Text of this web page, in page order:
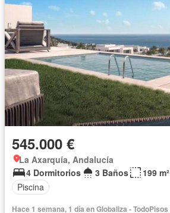
545.000 €
La Axarquía, Andalucía
4 Dormitorios
3 Baños
199 m²
Piscina
Hace 1 semana, 1 día en Globaliza - TodoPisos